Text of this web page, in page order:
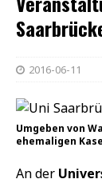
2016-06-11
Umgeben von
ehemaligen
An der